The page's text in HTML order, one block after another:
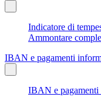
Indicatore di
Ammontare
IBAN e pagamenti
IBAN e pagamenti